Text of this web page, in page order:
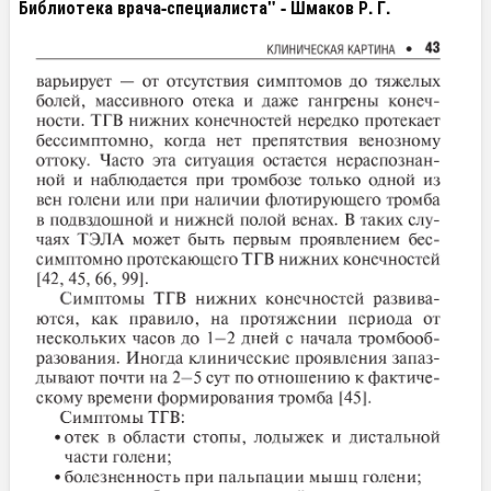
Библиотека врача-специалиста" - Шмаков Р. Г.